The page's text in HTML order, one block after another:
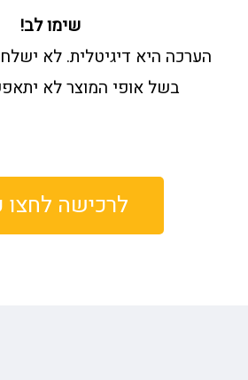
שימו לב!
הערכה היא דיגיטלית. לא
בשל אופי המוצר לא
לרכישה לחצו